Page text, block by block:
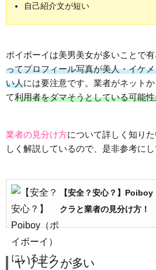
自己紹介文が短い
ポイボーイは美男美女が多いことで
ってプロフィール写真が美人・イケ
い人には要注意です。業者がネット
て利用者をダマそうとしている可能
業者の見分け方について詳しく知り
しく解説しているので、是非参考にし
【安全？安心？】
クラと業者の見分け方！
ヤリモクが多い